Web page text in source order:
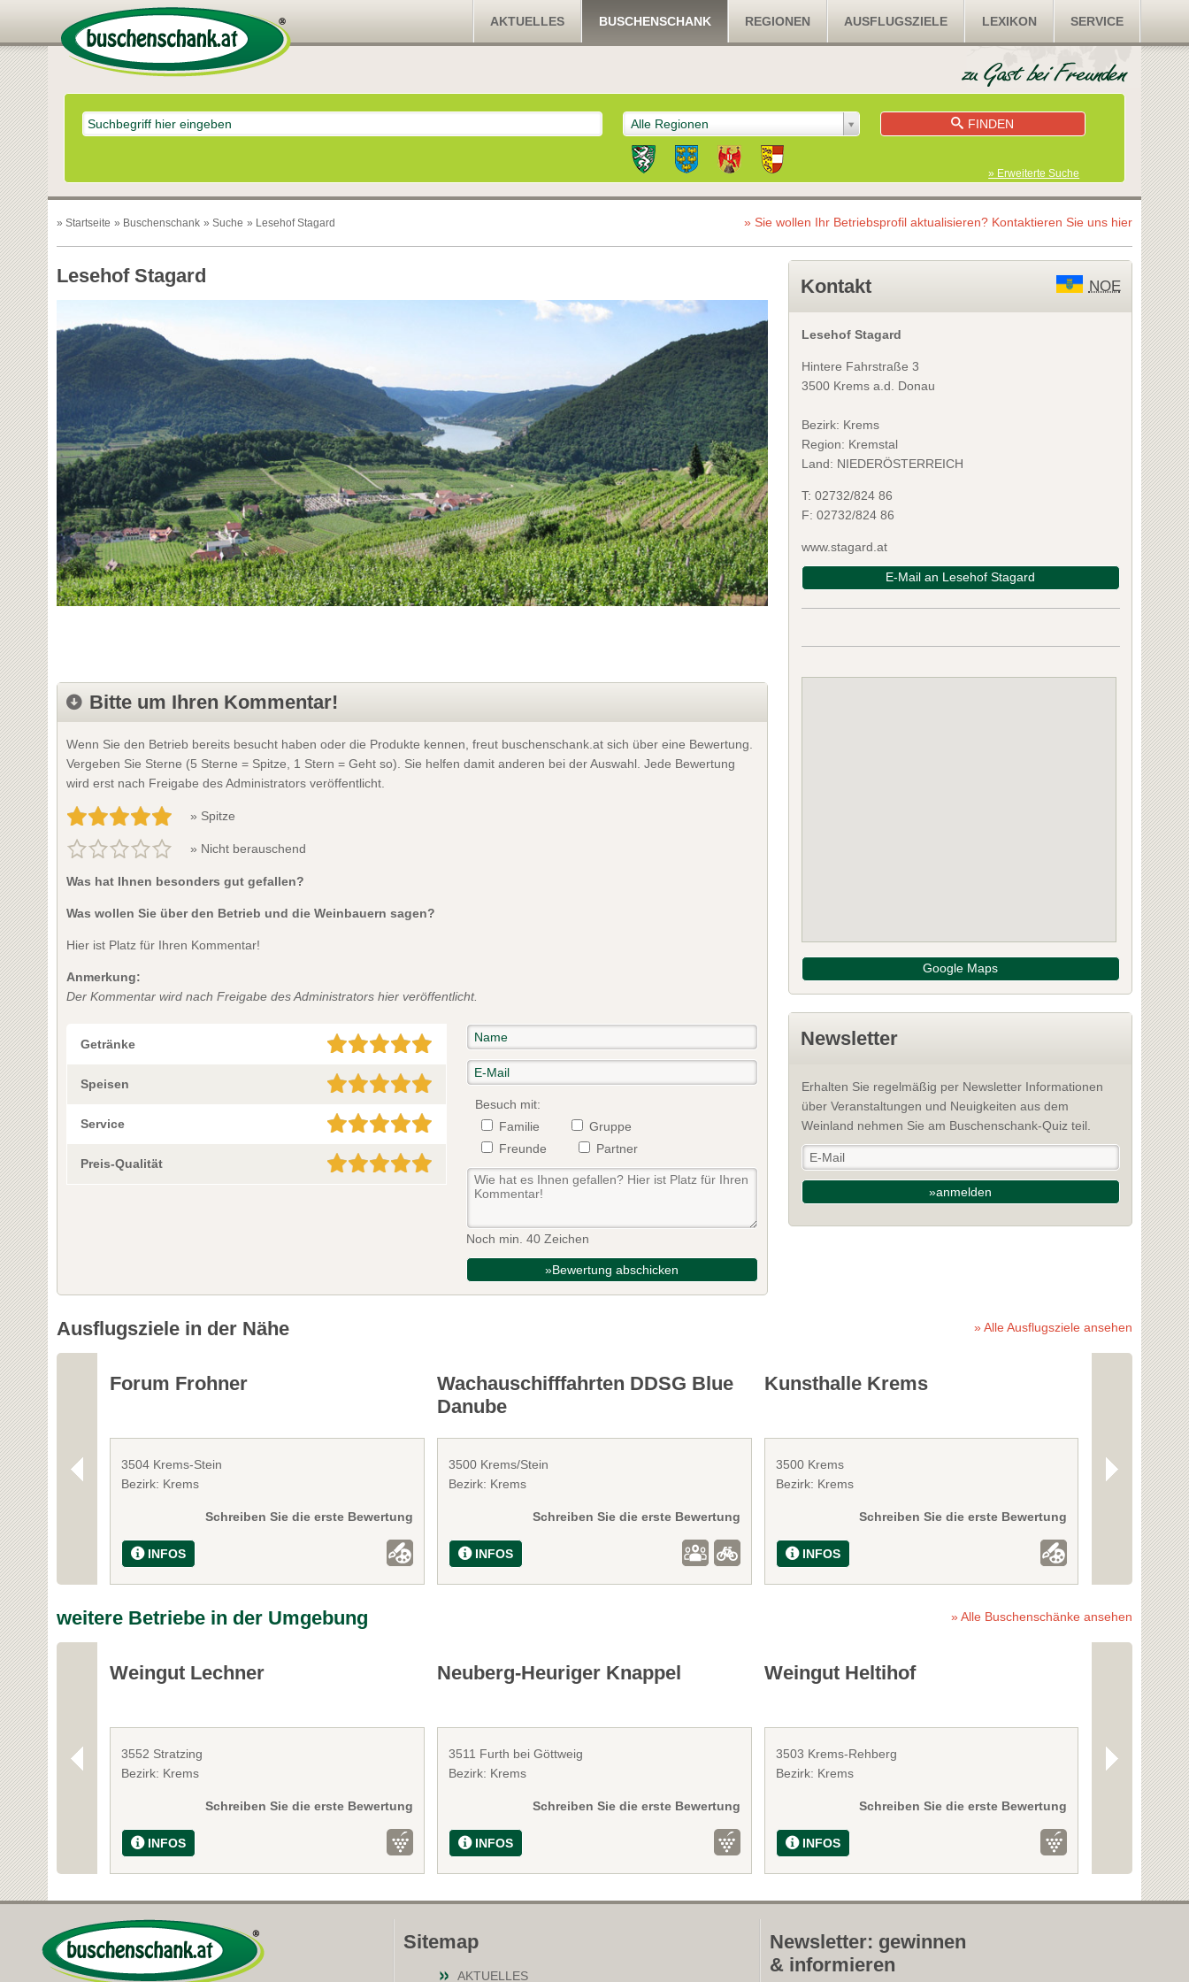
AKTUELLES BUSCHENSCHANK REGIONEN AUSFLUGSZIELE LEXIKON SERVICE
Alle Regionen FINDEN
» Erweiterte Suche
» Startseite » Buschenschank » Suche » Lesehof Stagard
Lesehof Stagard
Bitte um Ihren Kommentar!
Wenn Sie den Betrieb bereits besucht haben oder die Produkte kennen, freut buschenschank.at sich über eine Bewertung.
Vergeben Sie Sterne (5 Sterne = Spitze, 1 Stern = Geht so). Sie helfen damit anderen bei der Auswahl. Jede Bewertung
wird erst nach Freigabe des Administrators veröffentlicht.
» Spitze
» Nicht berauschend
Was hat Ihnen besonders gut gefallen?
Was wollen Sie über den Betrieb und die Weinbauern sagen?
Hier ist Platz für Ihren Kommentar!
Anmerkung:
Der Kommentar wird nach Freigabe des Administrators hier veröffentlicht.
Getränke
Speisen
Service
Preis-Qualität
Besuch mit:
Familie
Gruppe
Freunde
Partner
Noch min. 40 Zeichen
»Bewertung abschicken
» Sie wollen Ihr Betriebsprofil aktualisieren? Kontaktieren Sie uns hier
Kontakt NOE
Lesehof Stagard
Hintere Fahrstraße 3
3500 Krems a.d. Donau
Bezirk: Krems
Region: Kremstal
Land: NIEDERÖSTERREICH
T: 02732/824 86
F: 02732/824 86
www.stagard.at
E-Mail an Lesehof Stagard
Google Maps
Newsletter
Erhalten Sie regelmäßig per Newsletter Informationen
über Veranstaltungen und Neuigkeiten aus dem
Weinland nehmen Sie am Buschenschank-Quiz teil.
»anmelden
Ausflugsziele in der Nähe » Alle Ausflugsziele ansehen
Forum Frohner
3504 Krems-Stein
Bezirk: Krems
Schreiben Sie die erste Bewertung
INFOS
Wachauschifffahrten DDSG Blue
Danube
3500 Krems/Stein
Bezirk: Krems
Schreiben Sie die erste Bewertung
INFOS
Kunsthalle Krems
3500 Krems
Bezirk: Krems
Schreiben Sie die erste Bewertung
INFOS
3512 Mautern
Bezirk: Krems
INFOS
weitere Betriebe in der Umgebung » Alle Buschenschänke ansehen
Weingut Lechner
3552 Stratzing
Bezirk: Krems
Schreiben Sie die erste Bewertung
INFOS
Neuberg-Heuriger Knappel
3511 Furth bei Göttweig
Bezirk: Krems
Schreiben Sie die erste Bewertung
INFOS
Weingut Heltihof
3503 Krems-Rehberg
Bezirk: Krems
Schreiben Sie die erste Bewertung
INFOS
3508
Bezirk: Krems
INFOS
Sitemap
AKTUELLES
Newsletter: gewinnen
& informieren